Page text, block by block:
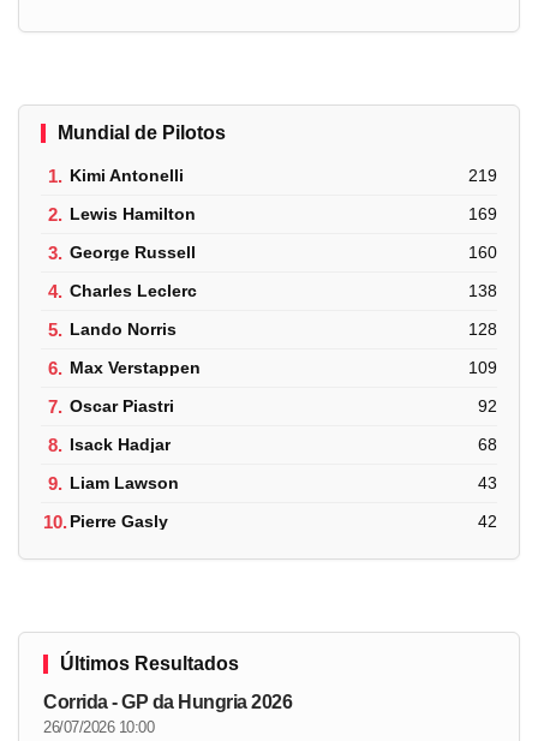
Mundial de Pilotos
1. Kimi Antonelli 219
2. Lewis Hamilton 169
3. George Russell 160
4. Charles Leclerc 138
5. Lando Norris 128
6. Max Verstappen 109
7. Oscar Piastri 92
8. Isack Hadjar 68
9. Liam Lawson 43
10.Pierre Gasly 42
Últimos Resultados
Corrida - GP da Hungria 2026
26/07/2026 10:00